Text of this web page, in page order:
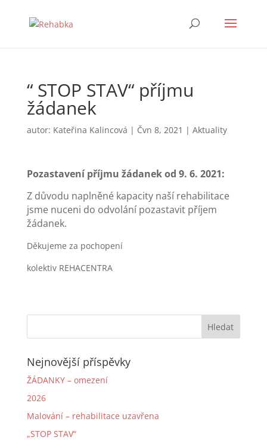
“ STOP STAV“ příjmu
žádanek
autor: Kateřina Kalincová | Čvn 8, 2021 | Aktuality
Pozastavení příjmu žádanek od 9. 6. 2021:
Z důvodu naplněné kapacity naší rehabilitace
jsme nuceni do odvolání pozastavit příjem
žádanek.
Děkujeme za pochopení
kolektiv REHACENTRA
Nejnovější příspěvky
ŽÁDANKY – omezení
2026
Malování – rehabilitace uzavřena
„STOP STAV“